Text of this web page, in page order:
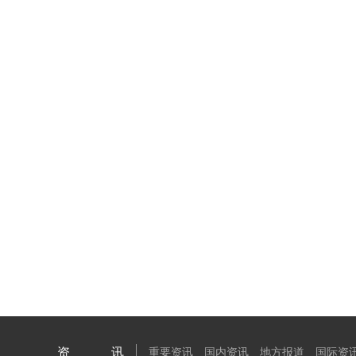
资讯 重要资讯 国内资讯 地方报道 国际资